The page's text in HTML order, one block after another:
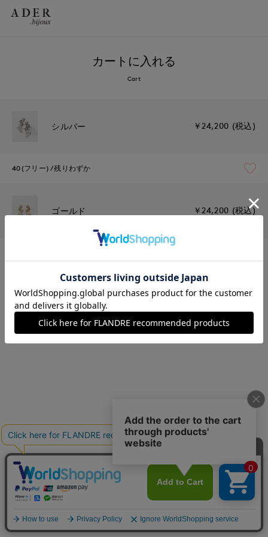
カートに入れる
Cart
シルバー ￥24,200 (税込)
40(フリー) 残りわずか
ゴールド ￥24,200 (税込)